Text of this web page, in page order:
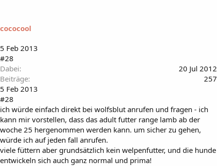
cococool
5 Feb 2013
#28
Dabei
20 Jul 2012
Beiträge
257
5 Feb 2013
#28
ich würde einfach direkt bei wolfsblut anrufen und fragen - ich
kann mir vorstellen, dass das adult futter range lamb ab der
woche 25 hergenommen werden kann. um sicher zu gehen,
würde ich auf jeden fall anrufen.
viele füttern aber grundsätzlich kein welpenfutter, und die hunde
entwickeln sich auch ganz normal und prima!